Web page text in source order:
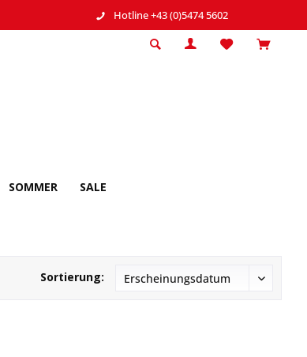
Hotline +43 (0)5474 5602
SOMMER SALE
Sortierung: